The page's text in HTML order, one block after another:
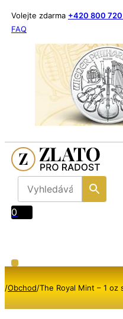
Volejte zdarma +420 800
FAQ
0
/Obchod/The Royal Mint – 1 oz